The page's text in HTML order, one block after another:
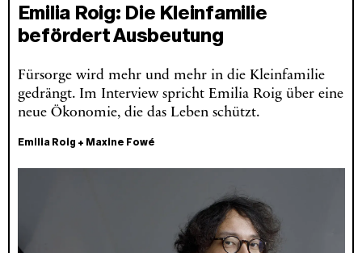
Emilia Roig: Die Kleinfamilie
befördert Ausbeutung
Fürsorge wird mehr und mehr in die Kleinfamilie
gedrängt. Im Interview spricht Emilia Roig über eine
neue Ökonomie, die das Leben schützt.
Emilia Roig + Maxine Fowé